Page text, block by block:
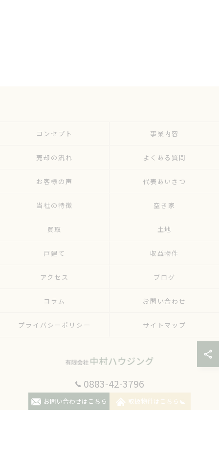
0883-42-3796
お問い合わせはこちら 取扱物件はこちら
コンセプト 事業内容
売却の流れ よくある質問
お客様の声 代表あいさつ
当社の特徴 空き家
買取 土地
戸建て 収益物件
アクセス ブログ
コラム お問い合わせ
プライバシーポリシー サイトマップ
© 2026 徳島の不動産売却なら有限会社中村ハウジング ALL RIGHTS RESERVED.